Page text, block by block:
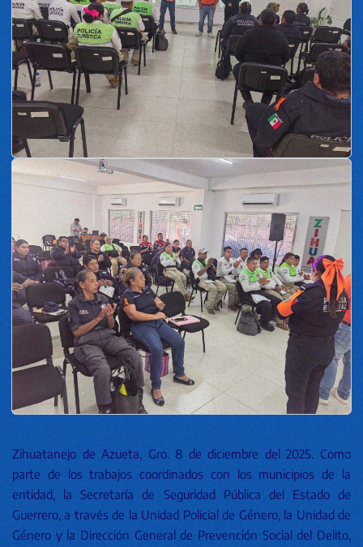
Zihuatanejo de Azueta, Gro. 8 de diciembre del 2025. Como
parte de los trabajos coordinados con los municipios de la
entidad, la Secretaría de Seguridad Pública del Estado de
Guerrero, a través de la Unidad Policial de Género, la Unidad de
Género y la Dirección General de Prevención Social del Delito,